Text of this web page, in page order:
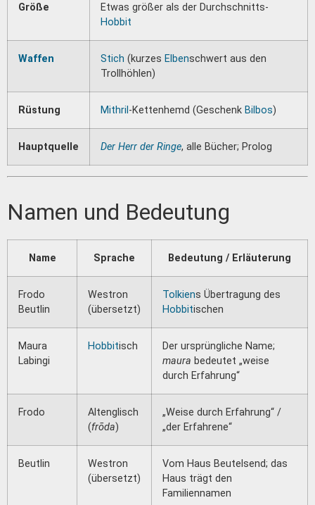
Größe
Etwas größer als der Durchschnitts-
Hobbit
Waffen Stich (kurzes Elbenschwert aus den
Trollhöhlen)
Rüstung Mithril -Kettenhemd (Geschenk Bilbos)
Hauptquelle Der Herr der Ringe, alle Bücher; Prolog
Namen und Bedeutung
Name Sprache Bedeutung / Erläuterung
Frodo
Beutlin
Westron
(übersetzt)
Tolkiens Übertragung des
Hobbitischen
Maura
Labingi
Hobbitisch
Der ursprüngliche Name;
maura bedeutet „weise
durch Erfahrung“
Frodo
Altenglisch
(frōda)
„Weise durch Erfahrung“ /
„der Erfahrene“
Beutlin
Westron
(übersetzt)
Vom Haus Beutelsend; das
Haus trägt den
Familiennamen